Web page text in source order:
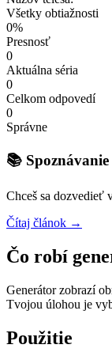
Všetky obtiažnosti
0%
Presnosť
0
Aktuálna séria
0
Celkom odpovedí
0
Správne
📚 Spoznávanie
Chceš sa dozvedieť
Čítaj článok →
Čo robí
Generátor zobrazí
Tvojou úlohou je
Použitie